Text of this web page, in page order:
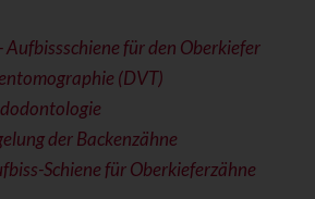
Aufbissschiene für den Oberkiefer
(DVT)
der Backenzähne
Schiene für Oberkieferzähne